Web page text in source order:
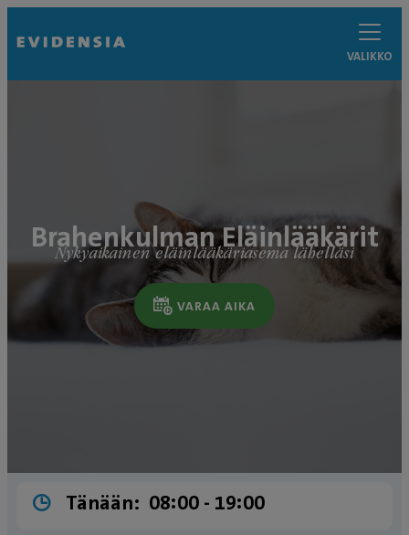
VALIKKO
Brahenkulman Eläinlääkärit
Nykyaikainen eläinlääkäriasema lähelläsi
VARAA AIKA
Tänään: 08:00 ­- 19:00